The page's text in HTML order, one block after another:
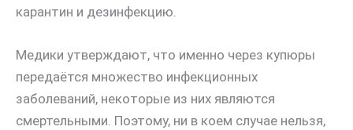
карантин и дезинфекцию.
Медики утверждают, что именно через купюры
передаётся множество инфекционных
заболеваний, некоторые из них являются
смертельными. Поэтому, ни в коем случае нельзя,